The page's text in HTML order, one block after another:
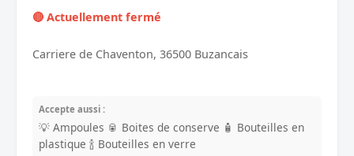
🔴 Actuellement fermé
Carriere de Chaventon, 36500 Buzancais
Accepte aussi :
💡 Ampoules 🥫 Boites de conserve 🧴 Bouteilles en
plastique 🍾 Bouteilles en verre